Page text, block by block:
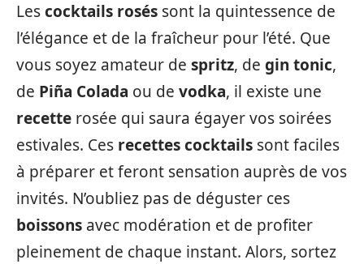
Lescocktails rosés sont la quintessence de
l’élégance et de la fraîcheur pour l’été. Que
vous soyez amateur de spritz, de gin tonic,
de Piña Colada ou de vodka, il existe une
recette rosée qui saura égayer vos soirées
estivales. Ces recettes cocktails sont faciles
à préparer et feront sensation auprès de vos
invités. N’oubliez pas de déguster ces
boissons avec modération et de profiter
pleinement de chaque instant. Alors, sortez